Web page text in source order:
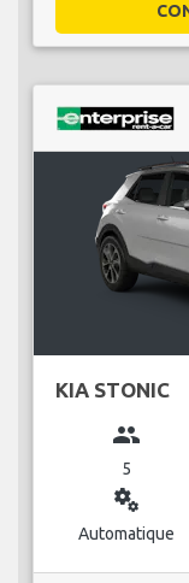
KIA STONIC
group
5
miscellaneous_services
Automatique